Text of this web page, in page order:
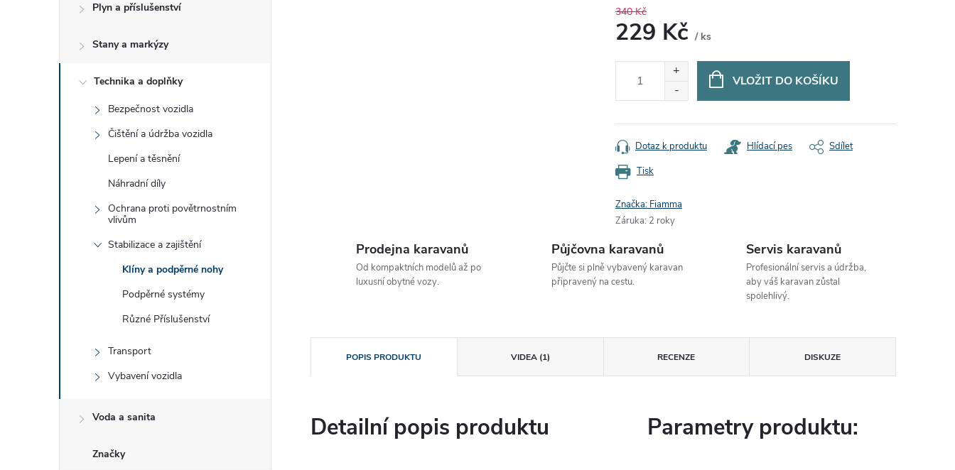
n
Plyn a příslušenství
Stany a markýzy
Technika a doplňky
Bezpečnost vozidla
Čištění a údržba vozidla
Lepení a těsnění
Náhradní díly
Ochrana proti povětrnostním
vlivům
Stabilizace a zajištění
Klíny a podpěrné nohy
Podpěrné systémy
Různé Příslušenství
Transport
Vybavení vozidla
Voda a sanita
Značky
340 Kč
229 Kč / ks
VLOŽIT DO KOŠÍKU
Tisk
Dotaz k produktu Hlídací pes Sdílet
Značka: Fiamma
Záruka: 2 roky
Prodejna karavanů
Od kompaktních modelů až po
luxusní obytné vozy.
Půjčovna karavanů
Půjčte si plně vybavený karavan
připravený na cestu.
Servis karavanů
Profesionální servis a údržba,
aby váš karavan zůstal
spolehlivý.
POPIS PRODUKTU VIDEA (1) RECENZE DISKUZE
Detailní popis produktu Parametry produktu: